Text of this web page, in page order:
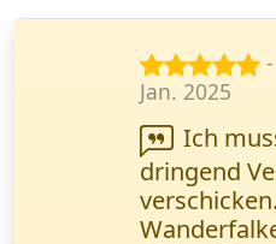
Sept. 2024
ist super
Wichtige